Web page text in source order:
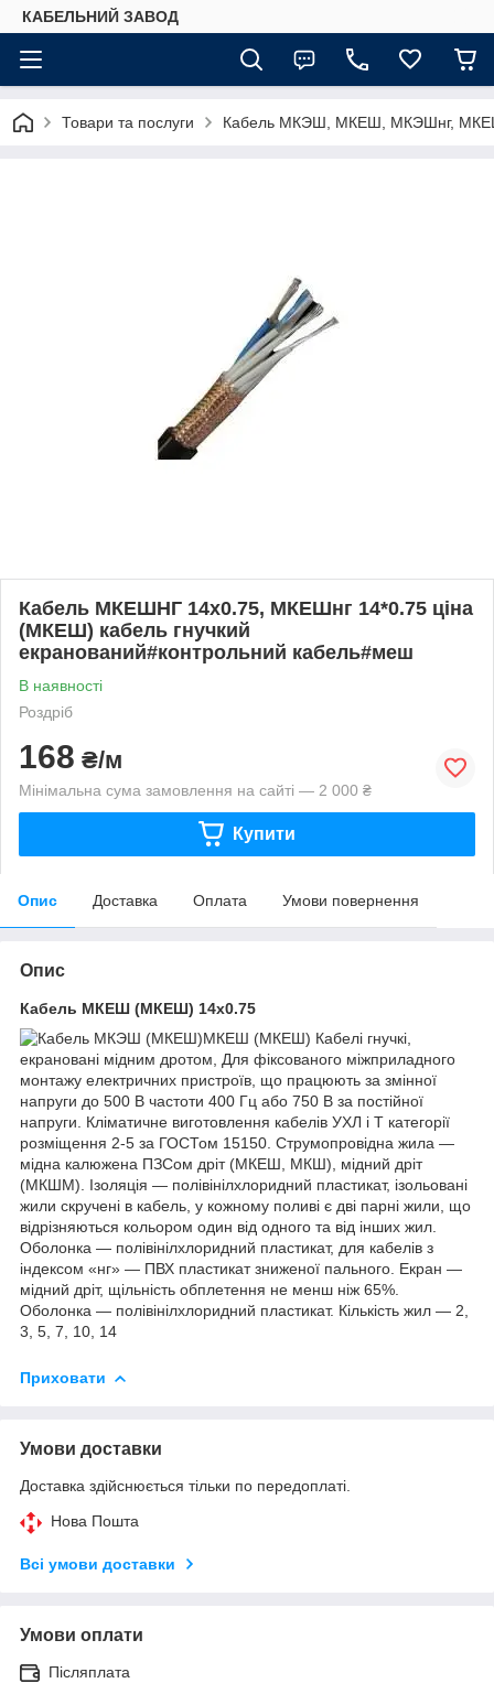
КАБЕЛЬНИЙ ЗАВОД
Товари та послуги Кабель МКЭШ, МКЕШ, МКЭШнг,
Кабель МКЕШНГ 14х0.75, МКЕШнг 14*0.75 ціна
(МКЕШ) кабель гнучкий
екранований#контрольний кабель#меш
В наявності
Роздріб
168 ₴/м
Мінімальна сума замовлення на сайті — 2 000 ₴
Купити
Опис Доставка Оплата Умови повернення
Опис
Кабель МКЕШ (МКЕШ) 14х0.75
МКЕШ (МКЕШ) Кабелі гнучкі,
екрановані мідним дротом, Для фіксованого міжприладного
монтажу електричних пристроїв, що працюють за змінної
напруги до 500 В частоти 400 Гц або 750 В за постійної
напруги. Кліматичне виготовлення кабелів УХЛ і Т категорії
розміщення 2-5 за ГОСТом 15150. Струмопровідна жила —
мідна калюжена ПЗСом дріт (МКЕШ, МКШ), мідний дріт
(МКШМ). Ізоляція — полівінілхлоридний пластикат, ізольовані
жили скручені в кабель, у кожному поливі є дві парні жили, що
відрізняються кольором один від одного та від інших жил.
Оболонка — полівінілхлоридний пластикат, для кабелів з
індексом «нг» — ПВХ пластикат зниженої пального. Екран —
мідний дріт, щільність обплетення не менш ніж 65%.
Оболонка — полівінілхлоридний пластикат. Кількість жил — 2,
3, 5, 7, 10, 14
Приховати
Умови доставки
Доставка здійснюється тільки по передоплаті.
Нова Пошта
Всі умови доставки
Умови оплати
Післяплата